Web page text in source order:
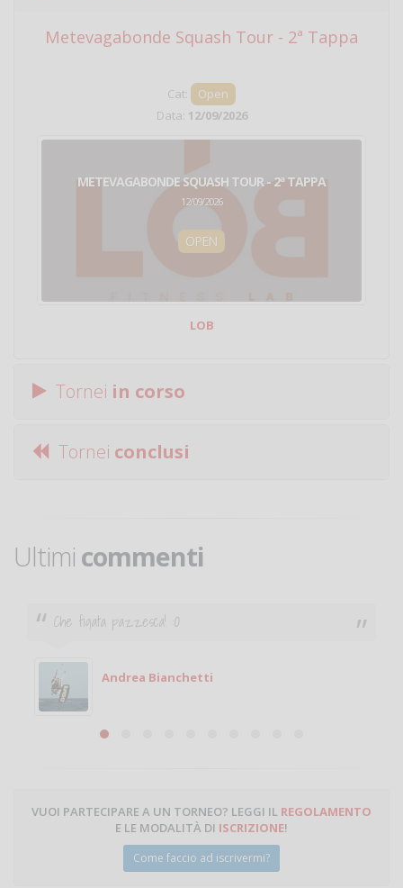
Metevagabonde Squash Tour - 2ª Tappa
Cat:
Open
Data: 12/09/2026
METEVAGABONDE SQUASH TOUR - 2ª TAPPA
12/09/2026
OPEN
LOB
Tornei in corso
Tornei conclusi
Ultimi commenti
Che figata pazzesca! :O
Andrea Bianchetti
VUOI PARTECIPARE A UN TORNEO? LEGGI IL REGOLAMENTO
E LE MODALITÀ DI ISCRIZIONE!
Come faccio ad iscrivermi?